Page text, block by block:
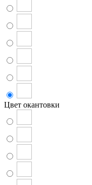
Цвет окантовки